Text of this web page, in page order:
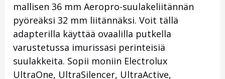
mallisen 36 mm Aeropro-suulakeliitännän
pyöreäksi 32 mm liitännäksi. Voit tällä
adapterilla käyttää ovaalilla putkella
varustetussa imurissasi perinteisiä
suulakkeita. Sopii moniin Electrolux
UltraOne, UltraSilencer, UltraActive,